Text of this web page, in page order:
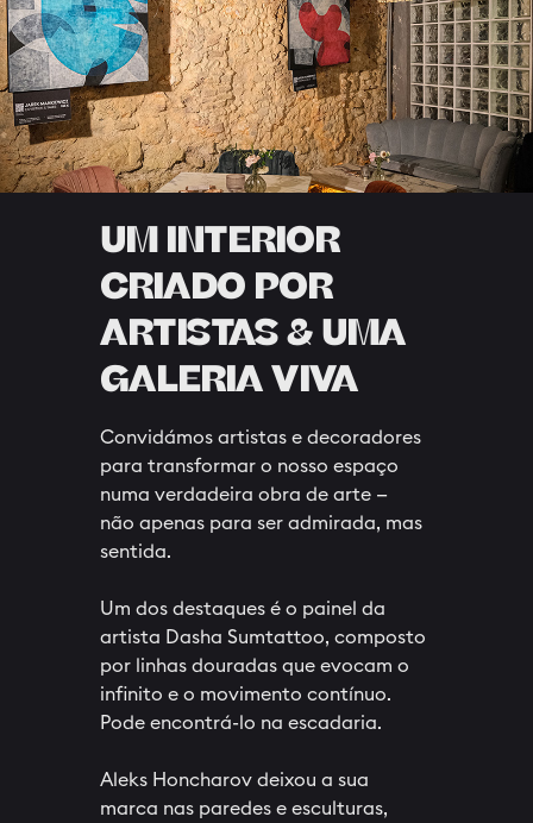
UM INTERIOR
CRIADO POR
ARTISTAS & UMA
GALERIA VIVA
Convidámos artistas e decoradores
para transformar o nosso espaço
numa verdadeira obra de arte —
não apenas para ser admirada, mas
sentida.
Um dos destaques é o painel da
artista Dasha Sumtattoo, composto
por linhas douradas que evocam o
infinito e o movimento contínuo.
Pode encontrá-lo na escadaria.
Aleks Honcharov deixou a sua
marca nas paredes e esculturas,